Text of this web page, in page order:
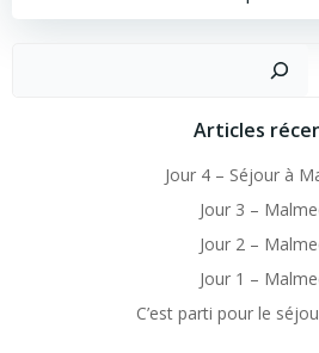
Articles
Jour 4 – Séjour à
Jour 3 –
Jour 2 –
Jour 1 –
C’est parti pour le